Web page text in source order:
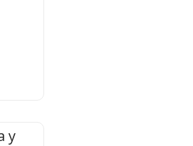
y